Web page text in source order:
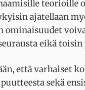
teorioille
ajatellaan
ominaisuudet
eikä toisin
että varhaiset
sekä